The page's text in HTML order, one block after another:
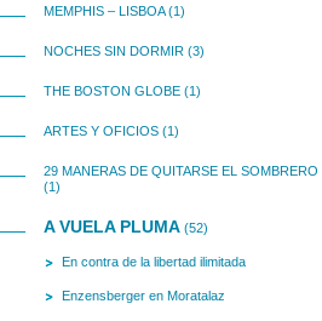
MEMPHIS – LISBOA(1)
NOCHES SIN DORMIR (3)
THE BOSTON GLOBE (1)
ARTES Y OFICIOS (1)
29 MANERAS DE QUITARSE EL SOMBRERO
(1)
A VUELA PLUMA (52)
En contra de la libertad ilimitada
Enzensberger en Moratalaz